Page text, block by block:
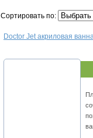
Сортировать по:
Doctor Jet акриловая